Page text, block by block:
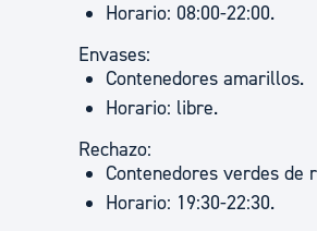
Horario: 08:00-22:00.
Envases:
Contenedores amarillos.
Horario: libre.
Rechazo:
Contenedores verdes de
Horario: 19:30-22:30.